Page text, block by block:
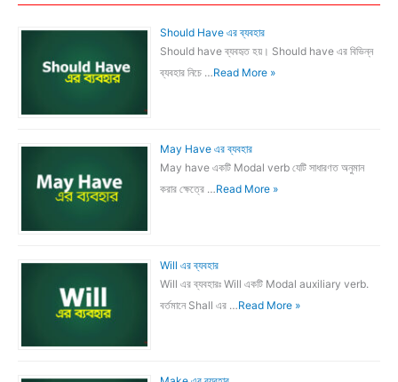
Should Have এর ব্যবহার
Should have ব্যবহৃত হয়। Should have এর বিভিন্ন
ব্যবহার নিচে …Read More »
May Have এর ব্যবহার
May have একটি Modal verb যেটি সাধারণত অনুমান
করার ক্ষেত্রে …Read More »
Will এর ব্যবহার
Will এর ব্যবহারঃ Will একটি Modal auxiliary verb.
বর্তমানে Shall এর …Read More »